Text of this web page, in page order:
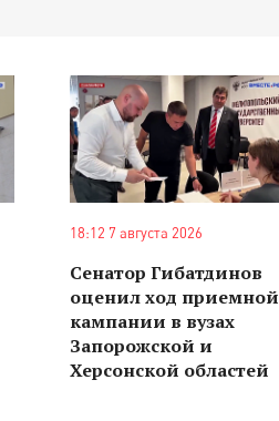
18:12 7 августа 2026
Сенатор Гибатдинов
оценил ход приемной
кампании в вузах
Запорожской и
Херсонской областей